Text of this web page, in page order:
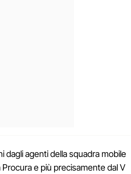
dagli agenti della squadra mobile
e più precisamente dal V